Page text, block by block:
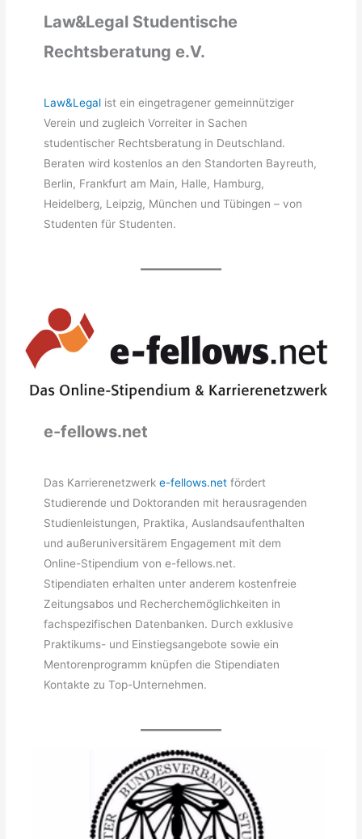
Law&Legal Studentische
Rechtsberatung e.V.
Law&Legalist ein eingetragener gemeinnütziger
Verein und zugleich Vorreiter in Sachen
studentischer Rechtsberatung in Deutschland.
Beraten wird kostenlos an den Standorten Bayreuth,
Berlin, Frankfurt am Main, Halle, Hamburg,
Heidelberg, Leipzig, München und Tübingen – von
Studenten für Studenten.
e-fellows.net
Das Karrierenetzwerk e-fellows.netfördert
Studierende und Doktoranden mit herausragenden
Studienleistungen, Praktika, Auslandsaufenthalten
und außeruniversitärem Engagement mit dem
Online-Stipendium von e-fellows.net.
Stipendiaten erhalten unter anderem kostenfreie
Zeitungsabos und Recherchemöglichkeiten in
fachspezifischen Datenbanken. Durch exklusive
Praktikums- und Einstiegsangebote sowie ein
Mentorenprogramm knüpfen die Stipendiaten
Kontakte zu Top-Unternehmen.